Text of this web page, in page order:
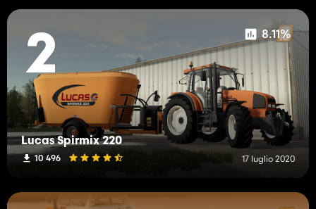
2 8.11%
Lucas Spirmix 220
10 496 17 luglio 2020